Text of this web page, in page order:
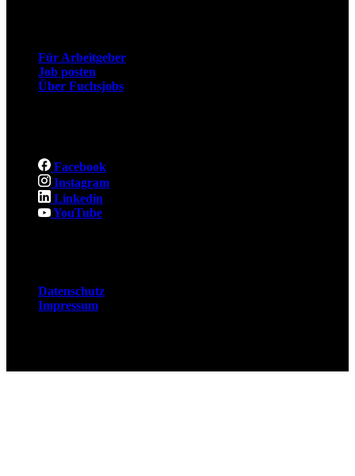
Für Arbeitgeber
Job posten
Über Fuchsjobs
Facebook
Instagram
Linkedin
YouTube
Datenschutz
Impressum